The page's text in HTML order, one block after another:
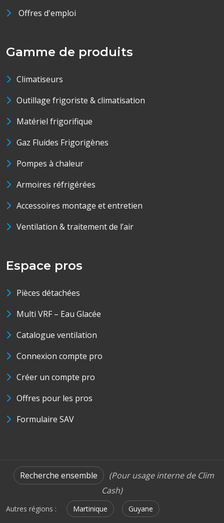
Offres d'emploi
Gamme de produits
Climatiseurs
Outillage frigoriste & climatisation
Matériel frigorifique
Gaz Fluides Frigorigènes
Pompes à chaleur
Armoires réfrigérées
Accessoires montage et entretien
Ventilation & traitement de l’air
Espace pros
Pièces détachées
Multi VRF – Eau Glacée
Catalogue ventilation
Connexion compte pro
Créer un compte pro
Offres pour les pros
Formulaire SAV
Recherche ensemble
(Pour usage interne de Clim
Cash)
Autres régions : Martinique Guyane